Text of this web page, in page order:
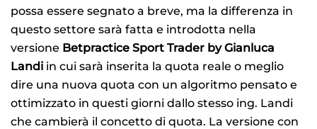
possa essere segnato a breve, ma la differenza in
questo settore sarà fatta e introdotta nella
versione Betpractice Sport Trader by Gianluca
Landi in cui sarà inserita la quota reale o meglio
dire una nuova quota con un algoritmo pensato e
ottimizzato in questi giorni dallo stesso ing. Landi
che cambierà il concetto di quota. La versione con